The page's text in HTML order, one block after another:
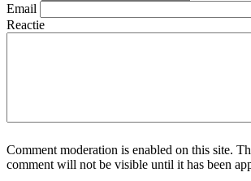
Email
Reactie
Comment moderation is enabled on this site.
comment will not be visible until it has been